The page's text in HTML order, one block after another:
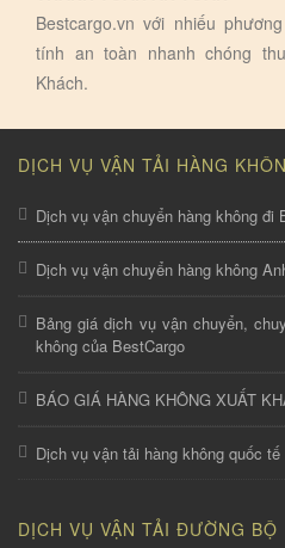
Bestcargo.vn với nhiếu
tính an toàn nhanh chóng
Khách.
DỊCH VỤ VẬN TẢI HÀNG
Dịch vụ vận chuyển hàng không đi
Dịch vụ vận chuyển hàng không
Bảng giá dịch vụ vận chuyển,
không của BestCargo
BÁO GIÁ HÀNG KHÔNG XUẤT
Dịch vụ vận tải hàng không quốc
DỊCH VỤ VẬN TẢI ĐƯỜNG BỘ